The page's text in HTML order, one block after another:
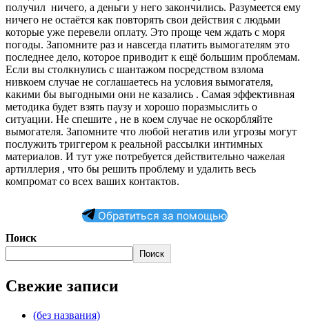
получил ничего, а деньги у него закончились. Разумеется ему
ничего не остаётся как повторять свои действия с людьми
которые уже перевели оплату. Это проще чем ждать с моря
погоды. Запомните раз и навсегда платить вымогателям это
последнее дело, которое приводит к ещё большим проблемам.
Если вы столкнулись с шантажом посредством взлома
нивкоем случае не соглашаетесь на условия вымогателя,
какими бы выгодными они не казались . Самая эффективная
методика будет взять паузу и хорошо поразмыслить о
ситуации. Не спешите , не в коем случае не оскорбляйте
вымогателя. Запомните что любой негатив или угрозы могут
послужить триггером к реальной рассылки интимных
материалов. И тут уже потребуется действительно чажелая
артиллерия , что бы решить проблему и удалить весь
компромат со всех ваших контактов.
Обратиться за помощью
Поиск
Поиск
Свежие записи
(без названия)